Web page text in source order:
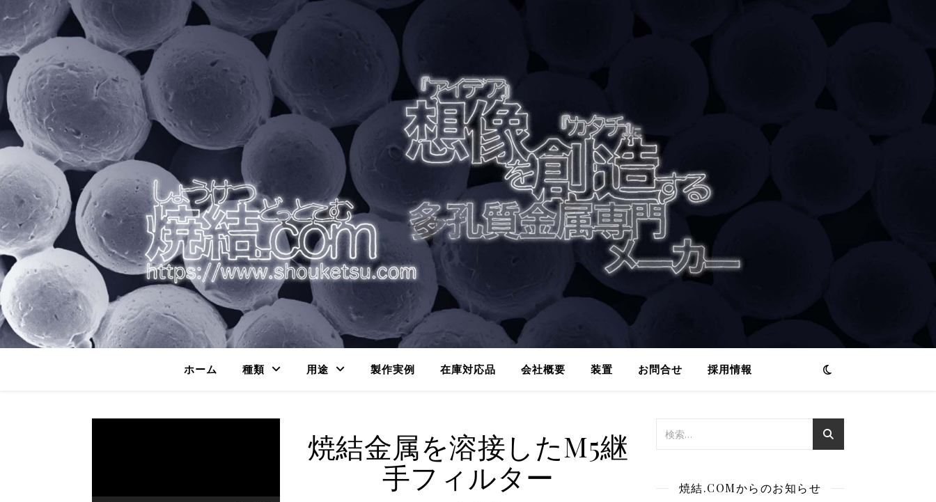
ホーム 種類 用途 製作実例 在庫対応品 会社概要 装置 お問合せ 採用情報
ー
焼結金属を溶接したM5継
手フィルター
焼結.COMからのお知らせ